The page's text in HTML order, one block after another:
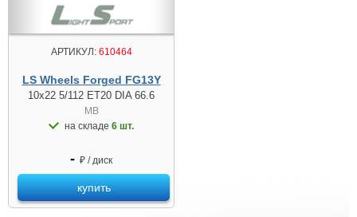
АРТИКУЛ:610464
LS Wheels Forged FG13Y
10x22 5/112 ET20 DIA 66.6
MB
на складе 6 шт.
- ₽ / диск
купить